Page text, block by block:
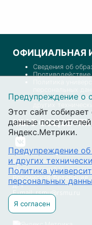
ОФИЦИАЛЬНАЯ
Сведения об
Предупреждение
МЫ В СОЦСЕТЯХ
© 2026 Российский
Медицинский
Российская Федерация,
д. 1
E-mail: rsmu@rsmu.ru
Предупреждение о
Этот сайт
данные
Яндекс.Метрики.
Предупреждение
и других
Политика
персональных
Я согласен